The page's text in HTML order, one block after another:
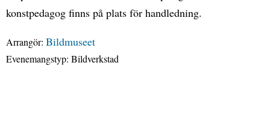
konstpedagog finns på plats för handledning.
Arrangör: Bildmuseet
Evenemangstyp: Bildverkstad